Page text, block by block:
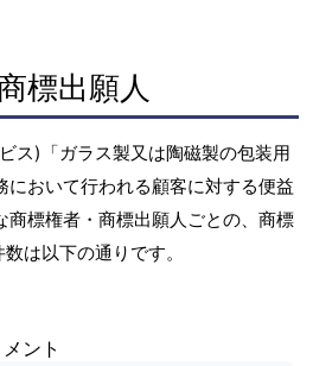
標出願人
ス)「ガラス製又は陶磁製の包装用
において行われる顧客に対する便益
商標権者・商標出願人ごとの、商標
は以下の通りです。
ント